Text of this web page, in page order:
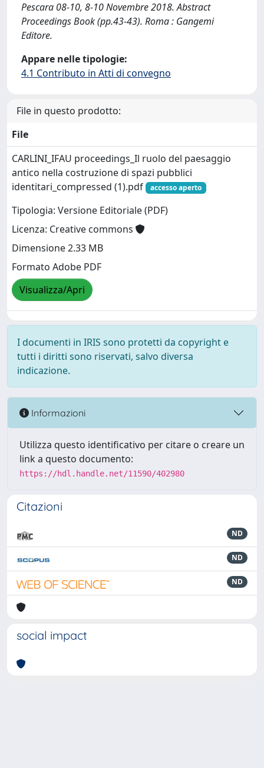
Pescara 08-10, 8-10 Novembre 2018. Abstract
Proceedings Book (pp.43-43). Roma : Gangemi
Editore.
Appare nelle tipologie:
4.1 Contributo in Atti di convegno
File in questo prodotto:
File
CARLINI_IFAU proceedings_Il ruolo del paesaggio
antico nella costruzione di spazi pubblici
identitari_compressed (1).pdf
accesso aperto
Tipologia: Versione Editoriale (PDF)
Licenza: Creative commons
Dimensione 2.33 MB
Formato Adobe PDF
Visualizza/Apri
I documenti in IRIS sono protetti da copyright e
tutti i diritti sono riservati, salvo diversa
indicazione.
Informazioni
Utilizza questo identificativo per citare o creare un
link a questo documento:
https://hdl.handle.net/11590/402980
Citazioni
ND
ND
ND
social impact